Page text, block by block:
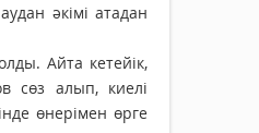
әкімі атадан
Айта кетейік,
сөз алып, киелі
өнерімен өрге